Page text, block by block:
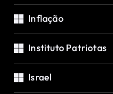
Inflação
Instituto Patriotas
Israel